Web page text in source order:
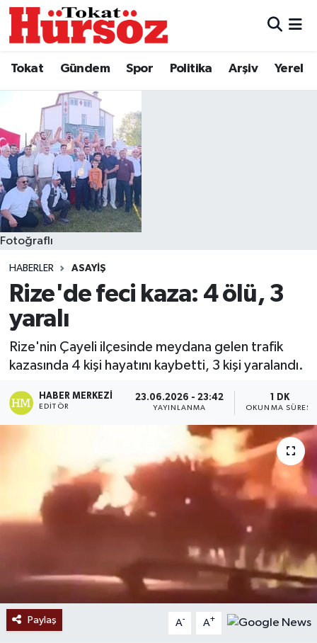
Tokat Gündem Spor Politika Arşiv Yerel
Fotoğraflı
HABERLER ASAYIŞ
Rize'de feci kaza: 4 ölü, 3
yaralı
Rize'nin Çayeli ilçesinde meydana gelen trafik
kazasında 4 kişi hayatını kaybetti, 3 kişi yaralandı.
HABER MERKEZI
EDITÖR
23.06.2026 - 23:42
YAYINLANMA
1 DK
OKUNMA SÜRESI
Paylaş A- A+
Türkiye Gündemi
Gündem
Asayiş
Spor
Politika
Tokat Spor
Eğitim
Ekonomi
Hava Durumu
Tokat Namaz Vakitleri
Trafik Durumu
Süper Lig Puan Durumu ve Fikstür
Tüm Manşetler
Son Dakika Haberleri
Haber Arşivi